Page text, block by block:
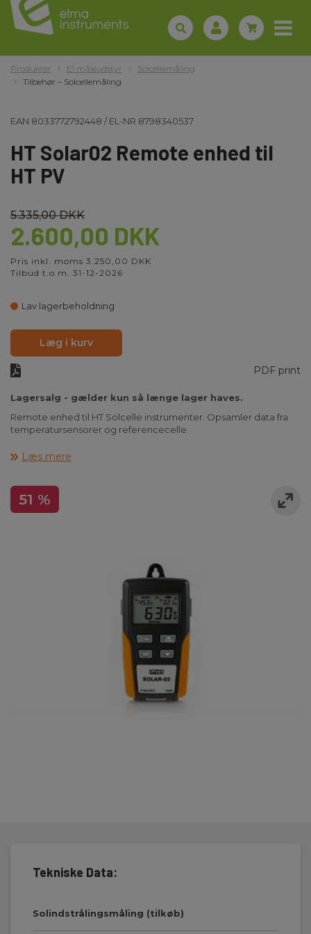
Produkter El måleudstyr
Solcellemåling
Tilbehør – Solcellemåling
EAN 8033772792448 /EL-NR 8798340537
HT Solar02 Remote enhed til
HT PV
5.335,00 DKK
2.600,00 DKK
Pris inkl. moms 3.250,00 DKK
Tilbud t.o.m. 31-12-2026
Lav lagerbeholdning
Læg i kurv
PDF print
Lagersalg - gælder kun så længe lager haves.
Remote enhed til HT Solcelle instrumenter. Opsamler data fra
temperatursensorer og referencecelle.
Læs mere
51 %
Tekniske Data:
Solindstrålingsmåling (tilkøb)